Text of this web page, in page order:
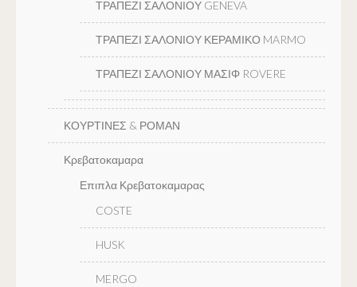
ΤΡΑΠΕΖΙ ΣΑΛΟΝΙΟΥ GENEVA
ΤΡΑΠΕΖΙ ΣΑΛΟΝΙΟΥ ΚΕΡΑΜΙΚΟ MARMO
ΤΡΑΠΕΖΙ ΣΑΛΟΝΙΟΥ ΜΑΣΙΦ ROVERE
ΚΟΥΡΤΙΝΕΣ & ΡΟΜΑΝ
Κρεβατοκαμαρα
Επιπλα Κρεβατοκαμαρας
COSTE
HUSK
MERGO